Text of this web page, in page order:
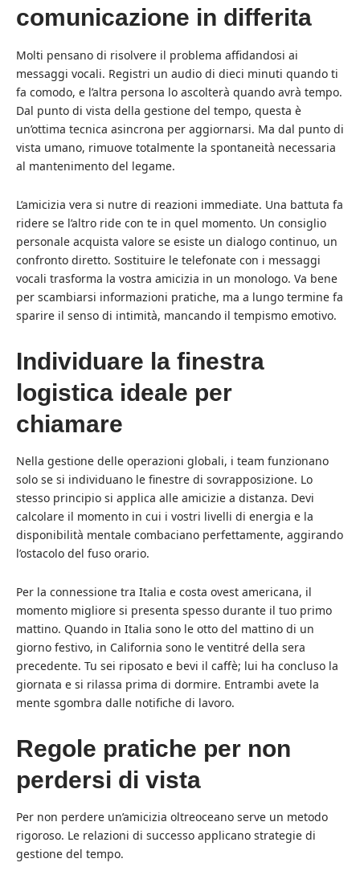
comunicazione in differita
Molti pensano di risolvere il problema affidandosi ai
messaggi vocali. Registri un audio di dieci minuti quando ti
fa comodo, e l’altra persona lo ascolterà quando avrà tempo.
Dal punto di vista della gestione del tempo, questa è
un’ottima tecnica asincrona per aggiornarsi. Ma dal punto di
vista umano, rimuove totalmente la spontaneità necessaria
al mantenimento del legame.
L’amicizia vera si nutre di reazioni immediate. Una battuta fa
ridere se l’altro ride con te in quel momento. Un consiglio
personale acquista valore se esiste un dialogo continuo, un
confronto diretto. Sostituire le telefonate con i messaggi
vocali trasforma la vostra amicizia in un monologo. Va bene
per scambiarsi informazioni pratiche, ma a lungo termine fa
sparire il senso di intimità, mancando il tempismo emotivo.
Individuare la finestra
logistica ideale per
chiamare
Nella gestione delle operazioni globali, i team funzionano
solo se si individuano le finestre di sovrapposizione. Lo
stesso principio si applica alle amicizie a distanza. Devi
calcolare il momento in cui i vostri livelli di energia e la
disponibilità mentale combaciano perfettamente, aggirando
l’ostacolo del fuso orario.
Per la connessione tra Italia e costa ovest americana, il
momento migliore si presenta spesso durante il tuo primo
mattino. Quando in Italia sono le otto del mattino di un
giorno festivo, in California sono le ventitré della sera
precedente. Tu sei riposato e bevi il caffè; lui ha concluso la
giornata e si rilassa prima di dormire. Entrambi avete la
mente sgombra dalle notifiche di lavoro.
Regole pratiche per non
perdersi di vista
Per non perdere un’amicizia oltreoceano serve un metodo
rigoroso. Le relazioni di successo applicano strategie di
gestione del tempo.